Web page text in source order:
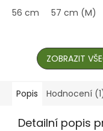
56 cm 57 cm (M)
ZOBRAZIT
Popis Hodnocení
Detailní popis